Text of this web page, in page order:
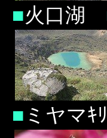
■火口湖
■ ミヤマ